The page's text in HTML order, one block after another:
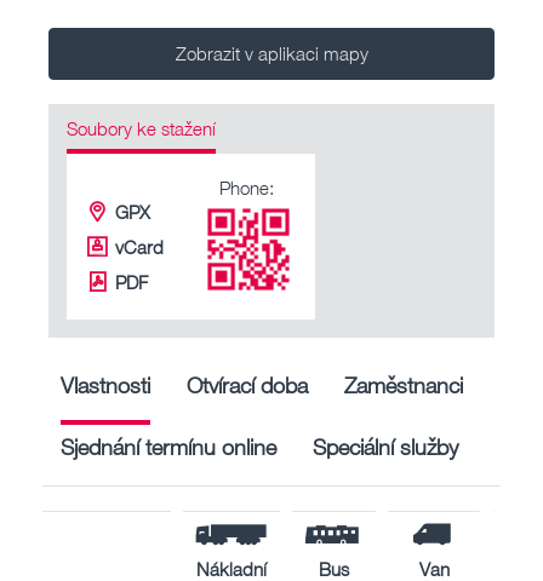
Zobrazit v aplikaci mapy
Soubory ke stažení
GPX
vCard
PDF
Phone:
Vlastnosti Otvírací doba Zaměstnanci
Sjednání termínu online Speciální služby
Nákladní
Bus Van